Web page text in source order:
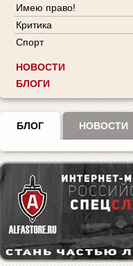
Имею право!
Критика
Спорт
НОВОСТИ
БЛОГИ
БЛОГ НОВОСТИ